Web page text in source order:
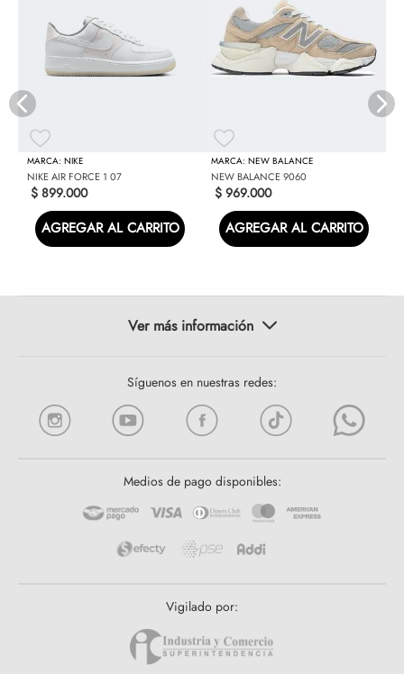
NIKE
NIKE AIR FORCE 1 07
$ 899.000
AGREGAR AL CARRITO
NEW BALANCE
NEW BALANCE 9060
$ 969.000
AGREGAR AL CARRITO
Síguenos en nuestras redes:
Medios de pago disponibles:
Vigilado por: